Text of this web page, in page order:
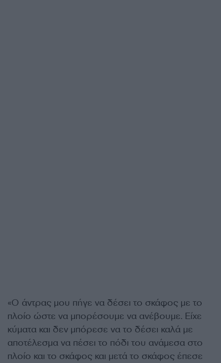
«Ο άντρας μου πήγε να δέσει το σκάφος με το
πλοίο ώστε να μπορέσουμε να ανέβουμε. Είχε
κύματα και δεν μπόρεσε να το δέσει καλά με
αποτέλεσμα να πέσει το πόδι του ανάμεσα στο
πλοίο και το σκάφος και μετά το σκάφος έπεσε